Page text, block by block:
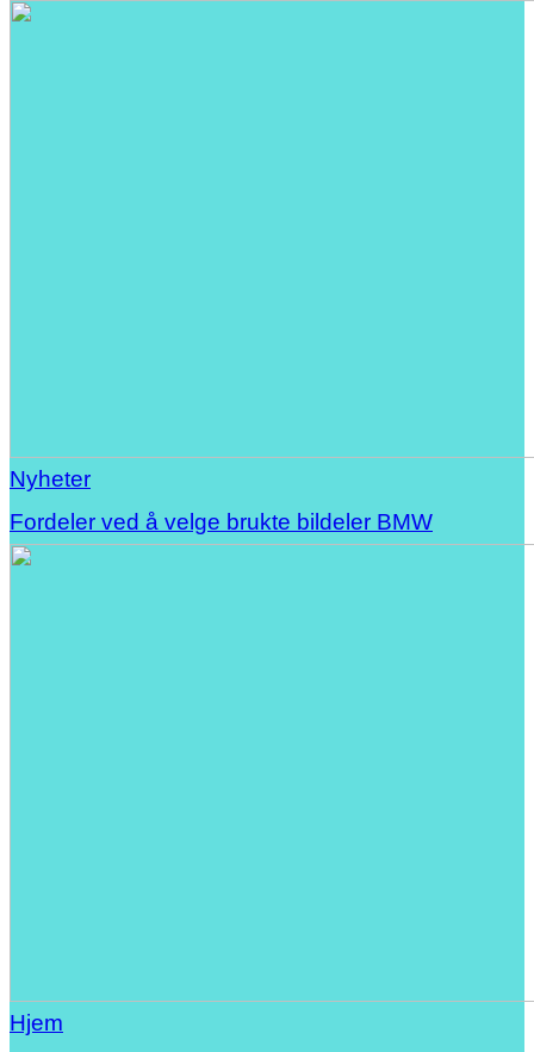
Nyheter
Fordeler ved å velge brukte bildeler BMW
Hjem